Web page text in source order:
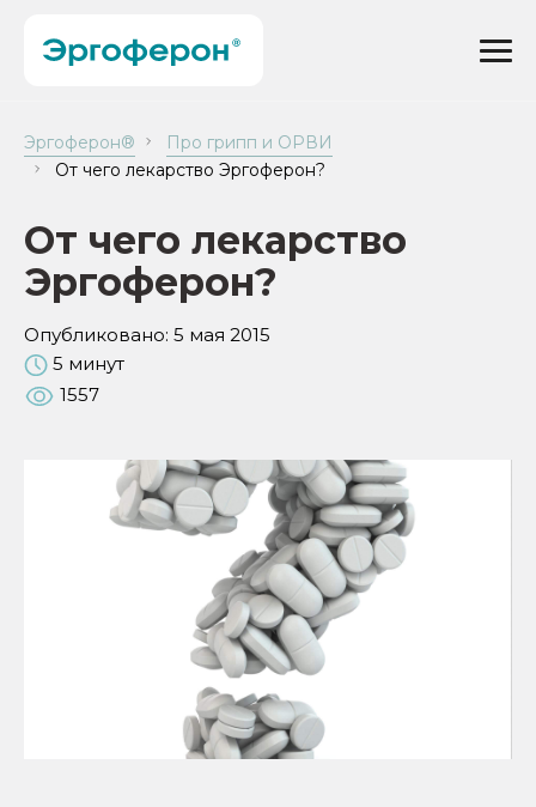
Эргоферон®
Про грипп и ОРВИ
От чего лекарство Эргоферон?
От чего лекарство
Эргоферон?
Опубликовано: 5 мая 2015
5 минут
1557